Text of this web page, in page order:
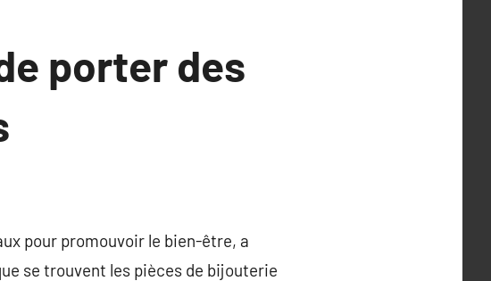
porter des
pour promouvoir le bien-être, a
se trouvent les pièces de bijouterie